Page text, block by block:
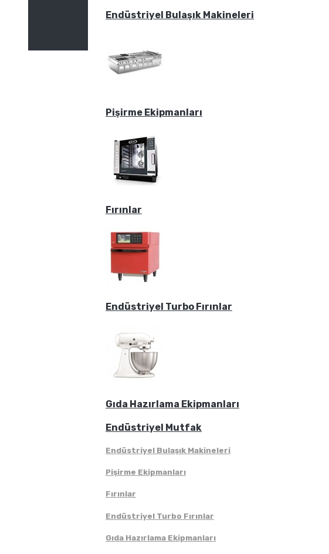
Endüstriyel Bulaşık Makineleri
Pişirme Ekipmanları
Fırınlar
Endüstriyel Turbo Fırınlar
Gıda Hazırlama Ekipmanları
Endüstriyel Mutfak
Endüstriyel Bulaşık Makineleri
Pişirme Ekipmanları
Fırınlar
Endüstriyel Turbo Fırınlar
Gıda Hazırlama Ekipmanları